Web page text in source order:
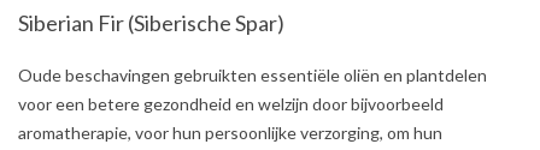
Siberian Fir (Siberische Spar)
2021-
Oude beschavingen gebruikten essentiële oliën en plantdelen
voor een betere gezondheid en welzijn door bijvoorbeeld
aromatherapie, voor hun persoonlijke verzorging, om hun